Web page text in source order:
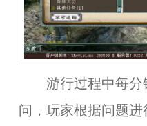
游行过程中每分
问，玩家根据问题进